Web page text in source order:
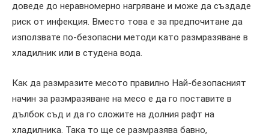
доведе до неравномерно нагряване и може да създаде
риск от инфекция. Вместо това е за предпочитане да
използвате по-безопасни методи като размразяване в
хладилник или в студена вода.
Как да размразите месото правилно Най-безопасният
начин за размразяване на месо е да го поставите в
дълбок съд и да го сложите на долния рафт на
хладилника. Така то ще се размразява бавно,